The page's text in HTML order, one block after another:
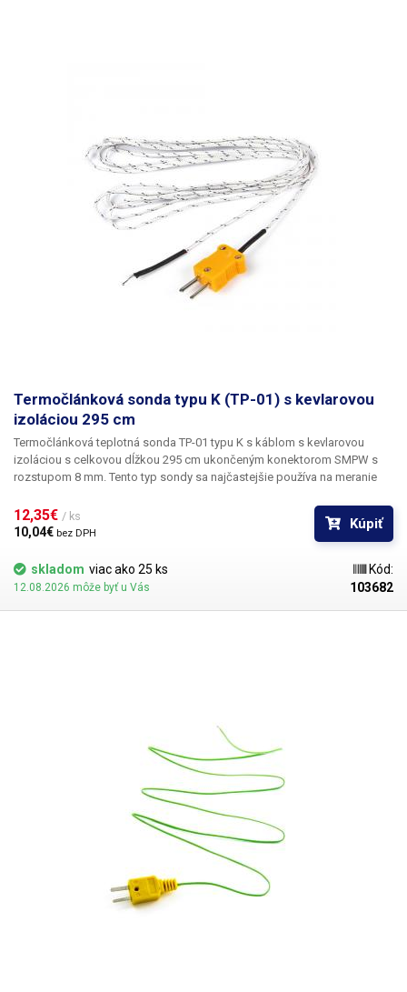
Termočlánková sonda typu K (TP-01) s kevlarovou
izoláciou 295 cm
Termočlánková teplotná sonda TP-01 typu K s káblom s kevlarovou
izoláciou s celkovou dĺžkou 295 cm ukončeným konektorom SMPW s
rozstupom 8 mm. Tento typ sondy sa najčastejšie používa na meranie
teploty okolia a povrchu pomocou
jednokanálových alebo
viackanálových digitálnych teplomerov.
kevlarovým opletením, ktoré odoláva sálavému teplu alebo otvorenému
ohňu až do 400 °C, samotný snímač bez problémov zvláda merania
teploty v rozsahu -50 - +1350 °C. Merania pomocou teplotnej sondy typu
K TP-01 sú presné, veľmi rýchle a spoľahlivé, je to jeden z najbežnejších a
najspoľahlivejších typov bežne používaných teplotných sond s veľkým
12,35€ / ks
10,04€ bez DPH
Kúpiť
skladom viac ako 25 ks
12.08.2026 môže byť u Vás
Kód:
103682